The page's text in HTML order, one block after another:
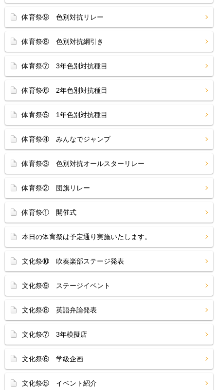
体育祭⑨ 色別対抗リレー
体育祭⑧ 色別対抗綱引き
体育祭⑦ 3年色別対抗種目
体育祭⑥ 2年色別対抗種目
体育祭⑤ 1年色別対抗種目
体育祭④ みんなでジャンプ
体育祭③ 色別対抗オールスターリレー
体育祭② 団旗リレー
体育祭① 開催式
本日の体育祭は予定通り実施いたします。
文化祭⑩ 吹奏楽部ステージ発表
文化祭⑨ ステージイベント
文化祭⑧ 英語弁論発表
文化祭⑦ 3年模擬店
文化祭⑥ 学級企画
文化祭⑤ イベント紹介